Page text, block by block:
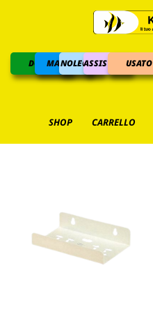
DOLCEMARINO
NOLEGGIOASSISTENZAUSATO
SHOP CARRELLO